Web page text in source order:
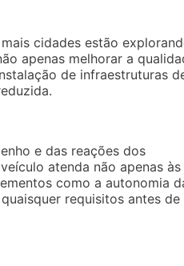
cidades estão
apenas melhorar a
de infraestruturas
e das reações dos
atenda não apenas às
como a autonomia
requisitos antes de